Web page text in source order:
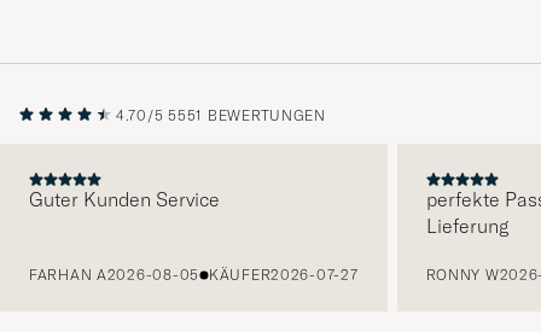
4.70/5 5551 BEWERTUNGEN
Guter Kunden Service
FARHAN A2026-08-05 KÄUFER2026-07-27
perfekte
Lieferung
RONNY W